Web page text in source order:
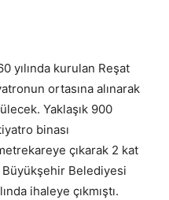
yılında kurulan Reşat
ortasına alınarak
Yaklaşık 900
binası
çıkarak 2 kat
Belediyesi
ihaleye çıkmıştı.